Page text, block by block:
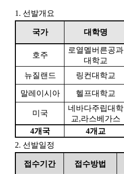
1. 선발개요
국가 대학명
호주
로열멜버른공과
대학교
뉴질랜드 링컨대학교
말레이시아 헬프대학교
미국
네바다주립대학
교,라스베가스
4개국 4개교
2. 선발일정
접수기간 접수방법